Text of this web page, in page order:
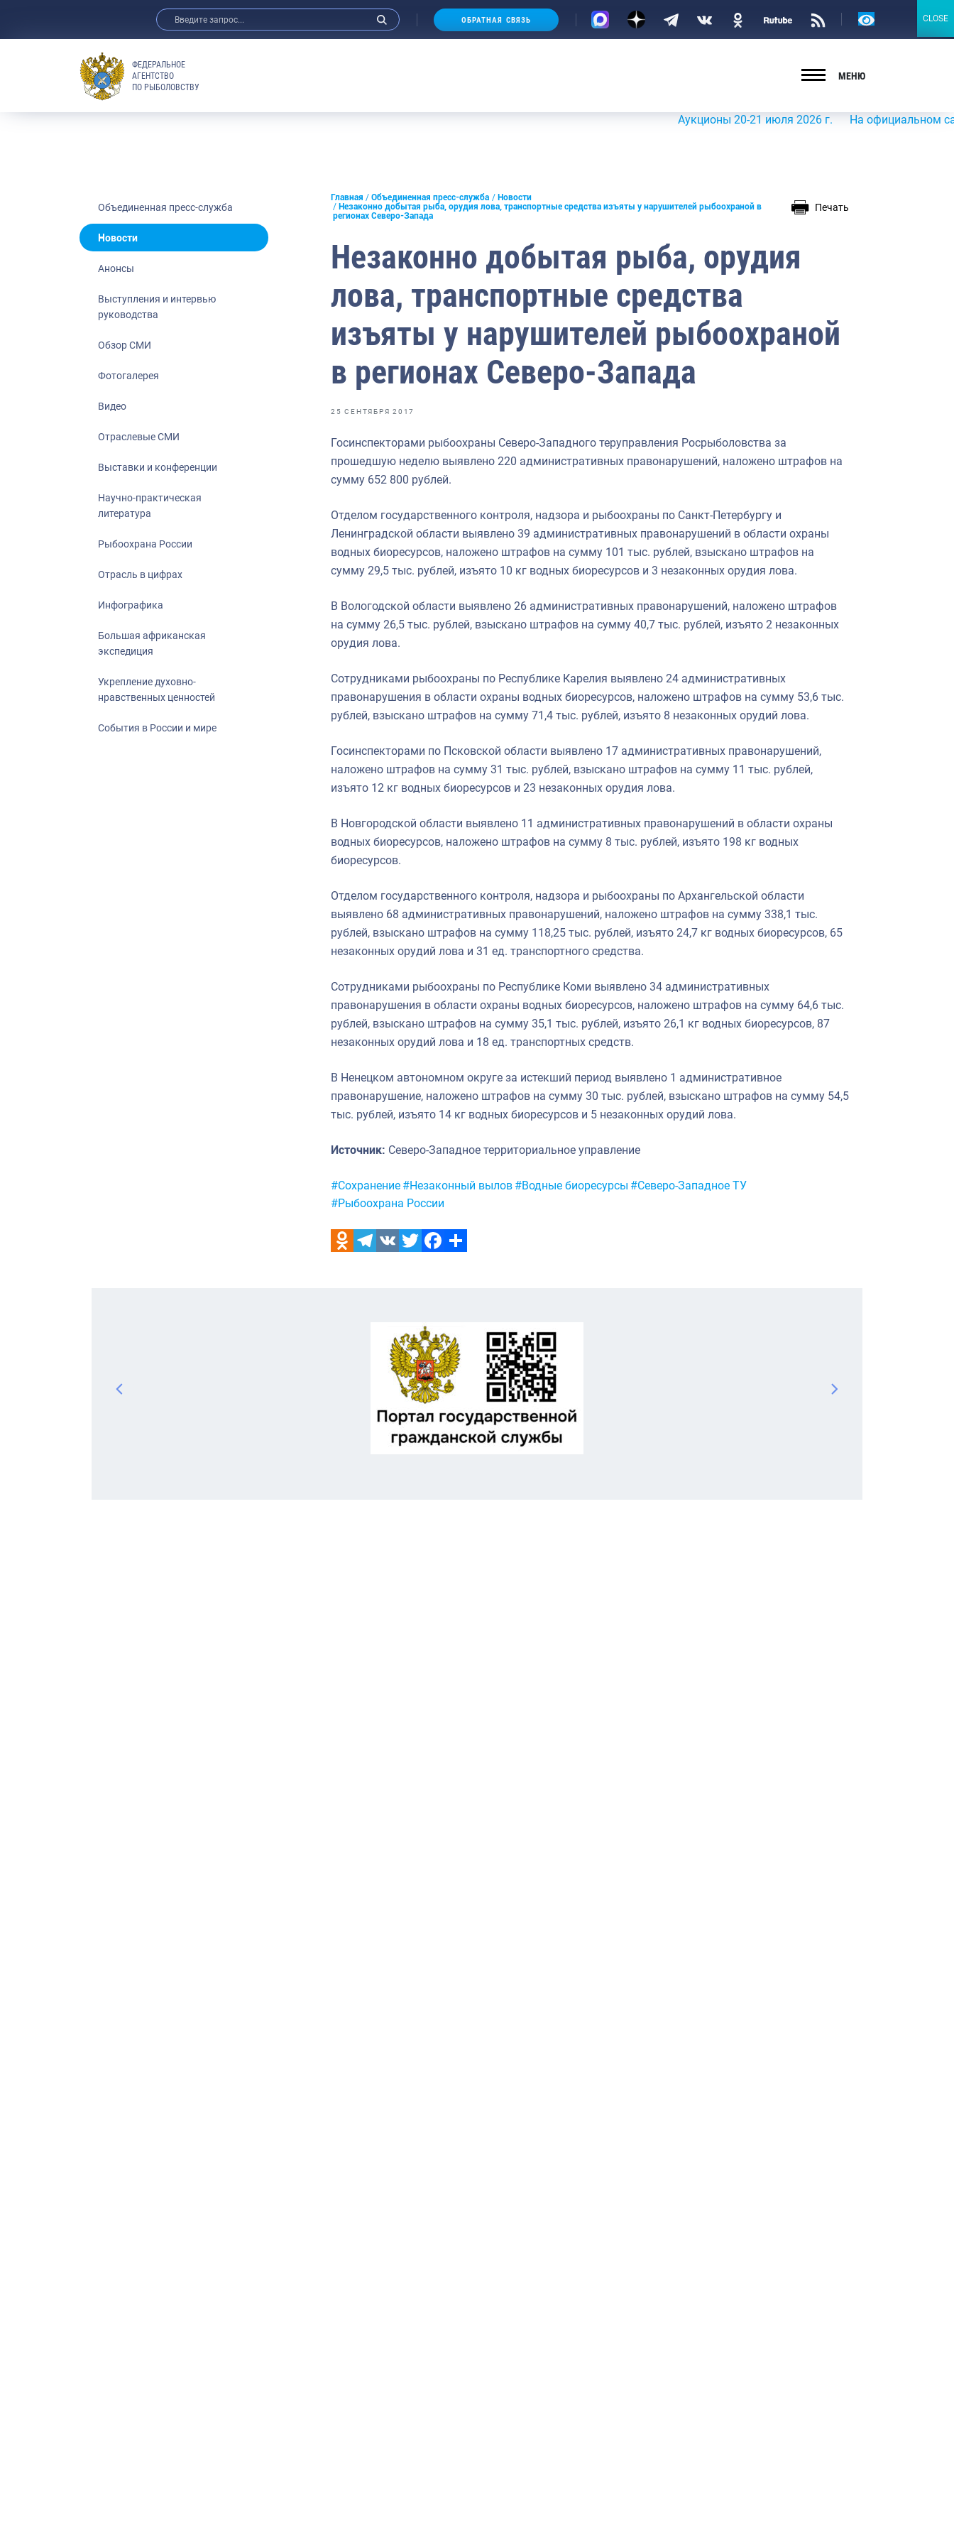
Анонсы
Отраслевые СМИ
Выставки и конференции
Рыбоохрана России
Большая африканская экспедиция
Укрепление духовно-нравственных
ОБРАТНАЯ СВЯЗЬ
Версия
ФЕДЕРАЛЬНОЕ
АГЕНТСТВО
ПО РЫБОЛОВСТВУ
МЕНЮ
Аукционы 20-21 июля 2026 г. На официальном сайте
Объединенная пресс-служба
Новости
Анонсы
Выступления и интервью
руководства
Обзор СМИ
Фотогалерея
Видео
Отраслевые СМИ
Выставки и конференции
Научно-практическая
литература
Рыбоохрана России
Отрасль в цифрах
Инфографика
Большая африканская
экспедиция
Укрепление духовно-
нравственных ценностей
События в России и мире
Главная Объединенная пресс-служба
Новости
Незаконно добытая рыба, орудия лова, транспортные средства изъяты у нарушителей рыбоохраной в
регионах Северо-Запада
Печать
Незаконно добытая рыба, орудия
лова, транспортные средства
изъяты у нарушителей рыбоохраной
в регионах Северо-Запада
25 СЕНТЯБРЯ 2017
Госинспекторами рыбоохраны Северо-Западного теруправления Росрыболовства за
прошедшую неделю выявлено 220 административных правонарушений, наложено штрафов на
сумму 652 800 рублей.
Отделом государственного контроля, надзора и рыбоохраны по Санкт-Петербургу и
Ленинградской области выявлено 39 административных правонарушений в области охраны
водных биоресурсов, наложено штрафов на сумму 101 тыс. рублей, взыскано штрафов на
сумму 29,5 тыс. рублей, изъято 10 кг водных биоресурсов и 3 незаконных орудия лова.
В Вологодской области выявлено 26 административных правонарушений, наложено штрафов
на сумму 26,5 тыс. рублей, взыскано штрафов на сумму 40,7 тыс. рублей, изъято 2 незаконных
орудия лова.
Сотрудниками рыбоохраны по Республике Карелия выявлено 24 административных
правонарушения в области охраны водных биоресурсов, наложено штрафов на сумму 53,6 тыс.
рублей, взыскано штрафов на сумму 71,4 тыс. рублей, изъято 8 незаконных орудий лова.
Госинспекторами по Псковской области выявлено 17 административных правонарушений,
наложено штрафов на сумму 31 тыс. рублей, взыскано штрафов на сумму 11 тыс. рублей,
изъято 12 кг водных биоресурсов и 23 незаконных орудия лова.
В Новгородской области выявлено 11 административных правонарушений в области охраны
водных биоресурсов, наложено штрафов на сумму 8 тыс. рублей, изъято 198 кг водных
биоресурсов.
Отделом государственного контроля, надзора и рыбоохраны по Архангельской области
выявлено 68 административных правонарушений, наложено штрафов на сумму 338,1 тыс.
рублей, взыскано штрафов на сумму 118,25 тыс. рублей, изъято 24,7 кг водных биоресурсов, 65
незаконных орудий лова и 31 ед. транспортного средства.
Сотрудниками рыбоохраны по Республике Коми выявлено 34 административных
правонарушения в области охраны водных биоресурсов, наложено штрафов на сумму 64,6 тыс.
рублей, взыскано штрафов на сумму 35,1 тыс. рублей, изъято 26,1 кг водных биоресурсов, 87
незаконных орудий лова и 18 ед. транспортных средств.
В Ненецком автономном округе за истекший период выявлено 1 административное
правонарушение, наложено штрафов на сумму 30 тыс. рублей, взыскано штрафов на сумму 54,5
тыс. рублей, изъято 14 кг водных биоресурсов и 5 незаконных орудий лова.
Источник: Северо-Западное территориальное управление
Метки:
#Сохранение #Незаконный вылов #Водные биоресурсы #Северо-Западное ТУ
#Рыбоохрана России
CLOSE
CLOSE